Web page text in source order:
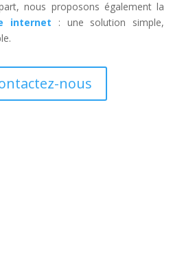
nous proposons également la
internet : une solution simple,
nous